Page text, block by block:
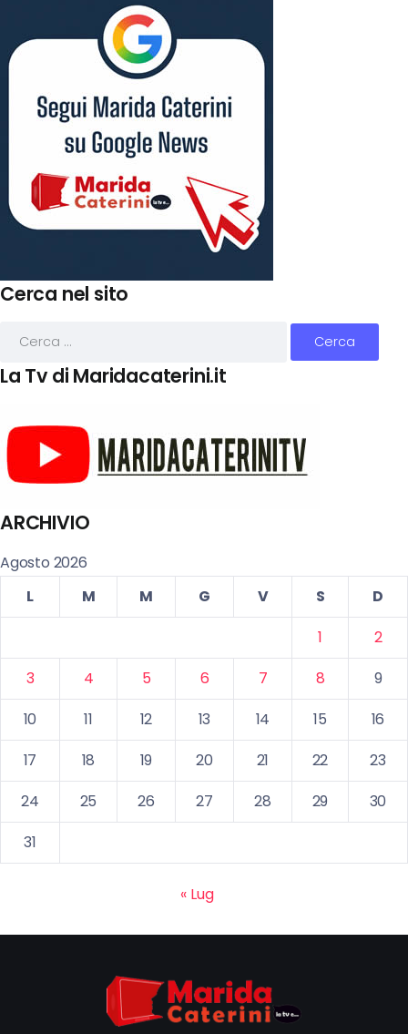
Cerca nel sito
La Tv di Maridacaterini.it
ARCHIVIO
Agosto 2026
L
M M G V S
D
1
2
3
4 5 6 7 8
9
10
11 12 13 14 15
16
17
18 19 20 21 22
23
24
25 26 27 28 29
30
31
« Lug